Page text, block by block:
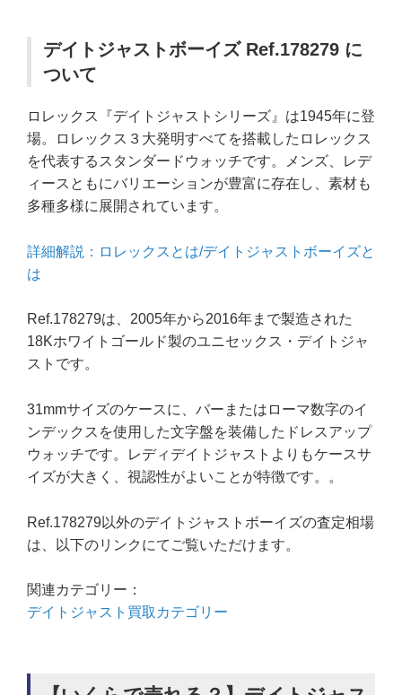
デイトジャストボーイズ Ref.178279 に
ついて
ロレックス『デイトジャストシリーズ』は1945年に登
場。ロレックス３大発明すべてを搭載したロレックス
を代表するスタンダードウォッチです。メンズ、レデ
ィースともにバリエーションが豊富に存在し、素材も
多種多様に展開されています。
詳細解説：ロレックスとは/デイトジャストボーイズと
は
Ref.178279は、2005年から2016年まで製造された
18Kホワイトゴールド製のユニセックス・デイトジャ
ストです。
31mmサイズのケースに、バーまたはローマ数字のイ
ンデックスを使用した文字盤を装備したドレスアップ
ウォッチです。レディデイトジャストよりもケースサ
イズが大きく、視認性がよいことが特徴です。。
Ref.178279以外のデイトジャストボーイズの査定相場
は、以下のリンクにてご覧いただけます。
関連カテゴリー：
デイトジャスト買取カテゴリー